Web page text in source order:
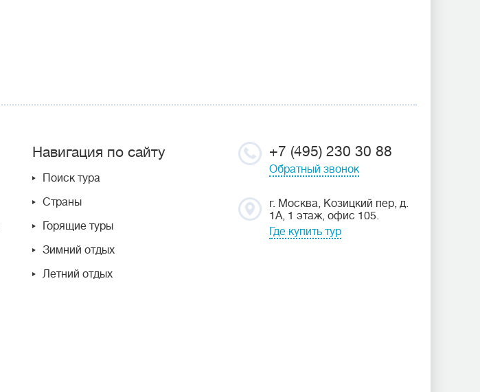
Навигация по сайту
Поиск тура
Страны
Горящие туры
Зимний отдых
Летний отдых
+7 (495) 230 30 88
Обратный звонок
г. Москва, Козицкий пер, д.
1А, 1 этаж, офис 105.
Где купить тур